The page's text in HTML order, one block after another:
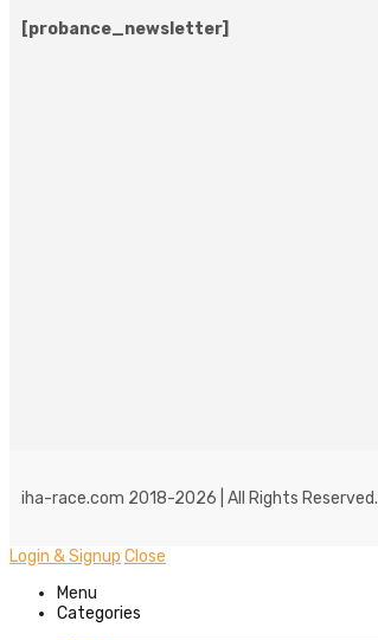
[probance_newsletter]
iha-race.com 2018-2026 | All Rights Reserved.
Login & Signup Close
Menu
Categories